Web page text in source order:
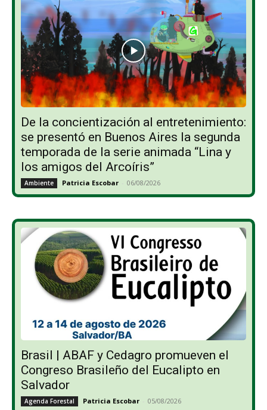
De la concientización al entretenimiento:
se presentó en Buenos Aires la segunda
temporada de la serie animada “Lina y
los amigos del Arcoíris”
Ambiente Patricia Escobar - 06/08/2026
Brasil | ABAF y Cedagro promueven el
Congreso Brasileño del Eucalipto en
Salvador
Agenda Forestal Patricia Escobar - 05/08/2026